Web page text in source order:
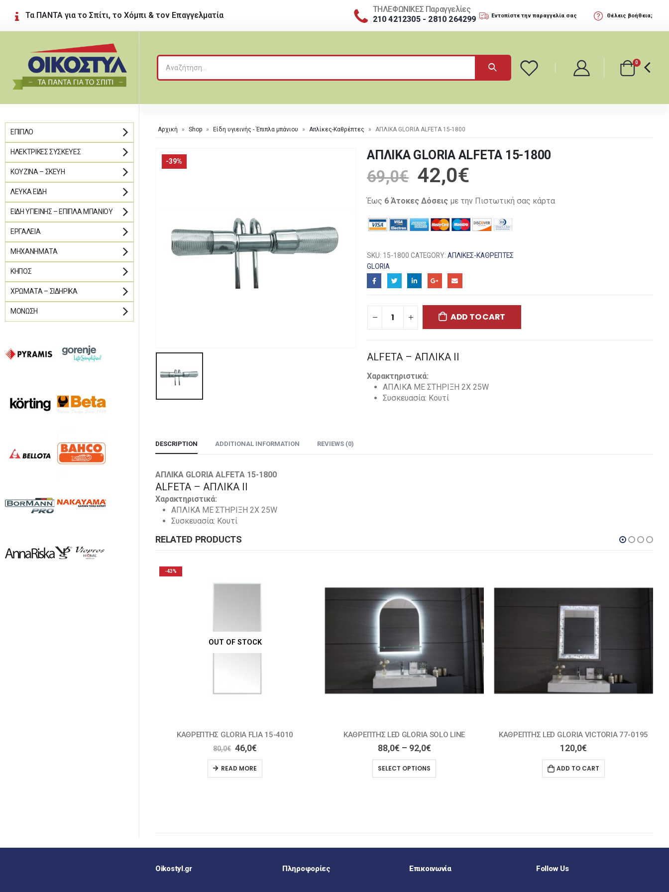
Τα ΠΑΝΤΑ για το Σπίτι, το Χόμπι & τον Επαγγελματία
ΤΗΛΕΦΩΝΙΚΕΣ Παραγγελίες
210 4212305 - 2810 264299
Εντοπίστε την παραγγελία σας Θέλεις βοήθεια;
0
Αρχική » Shop » Είδη υγιεινής - Έπιπλα μπάνιου » Απλίκες-Καθρέπτες » ΑΠΛΙΚΑ GLORIA ALFETA 15-1800
-39% ΑΠΛΙΚΑ GLORIA ALFETA 15-1800
69,0€ 42,0€
Έως 6 Άτοκες Δόσεις με την Πιστωτική σας κάρτα
SKU: 15-1800 CATEGORY: ΑΠΛΊΚΕΣ-ΚΑΘΡΈΠΤΕΣ
GLORIA
ADD TO CART
ALFETA – ΑΠΛΙΚΑ ΙΙ
Χαρακτηριστικά:
ΑΠΛΙΚΑ ΜΕ ΣΤΗΡΙΞΗ 2Χ 25W
Συσκευασία: Κουτί
DESCRIPTION ADDITIONAL INFORMATION REVIEWS (0)
ΑΠΛΙΚΑ GLORIA ALFETA 15-1800
ALFETA – ΑΠΛΙΚΑ ΙΙ
Χαρακτηριστικά:
ΑΠΛΙΚΑ ΜΕ ΣΤΗΡΙΞΗ 2Χ 25W
Συσκευασία: Κουτί
RELATED PRODUCTS
ΚΑΘΡΕΠΤΗΣ LED GLORIA SOLO LINE
88,0€–92,0
SELECT OPTIONS
ΚΑΘΡΕΠΤΗΣ LED GLORIA VICTORIA 77-0195
120,0€
ADD TO CART
ΚΑΘΡΕΠΤΗΣ LED GLORIA DIAMOND 77-0212
198,0€
ADD TO CART
ΈΠΙΠΛΟ
ΗΛΕΚΤΡΙΚΈΣ ΣΥΣΚΕΥΈΣ
ΚΟΥΖΊΝΑ – ΣΚΕΎΗ
ΛΕΥΚΆ ΕΊΔΗ
ΕΊΔΗ ΥΓΙΕΙΝΉΣ – ΈΠΙΠΛΑ ΜΠΆΝΙΟΥ
ΕΡΓΑΛΕΊΑ
ΜΗΧΑΝΉΜΑΤΑ
ΚΉΠΟΣ
ΧΡΏΜΑΤΑ – ΣΙΔΗΡΙΚΆ
ΜΌΝΩΣΗ
Oikostyl.gr Πληροφορίες Επικοινωνία Follow Us